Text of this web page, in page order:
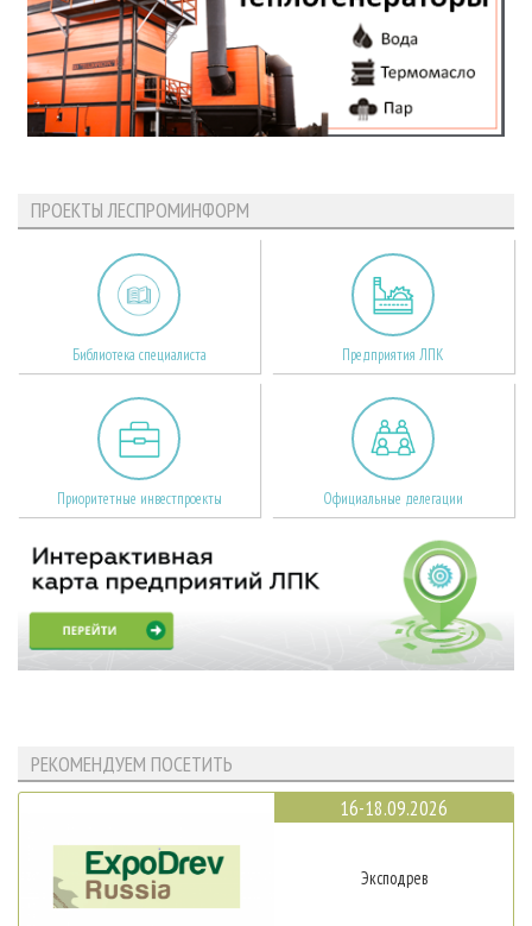
ПРОЕКТЫ ЛЕСПРОМИНФОРМ
Библиотека специалиста Предприятия ЛПК
Приоритетные инвестпроекты Официальные делегации
РЕКОМЕНДУЕМ ПОСЕТИТЬ
16-18.09.2026
Эксподрев